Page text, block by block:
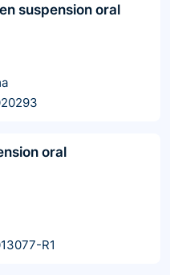
suspension oral
oral
R1